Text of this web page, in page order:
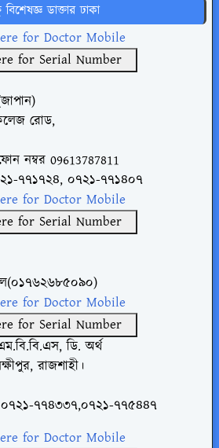
বিশেষজ্ঞ ডাক্তার ঢাকা
for Doctor Mobile
for Serial Number
রোড,
নম্বর 09613787811
৭৭১৭২৪, ০৭২১-৭৭১৪০৭
for Doctor Mobile
for Serial Number
for Doctor Mobile
for Serial Number
ডি. অর্থ
রাজশাহী।
০৭২১-৭৭৪৩৩৭,০৭২১-৭৭৫৪৪৭
for Doctor Mobile